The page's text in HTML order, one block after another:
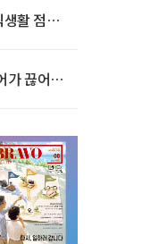
활 점수
끊어야